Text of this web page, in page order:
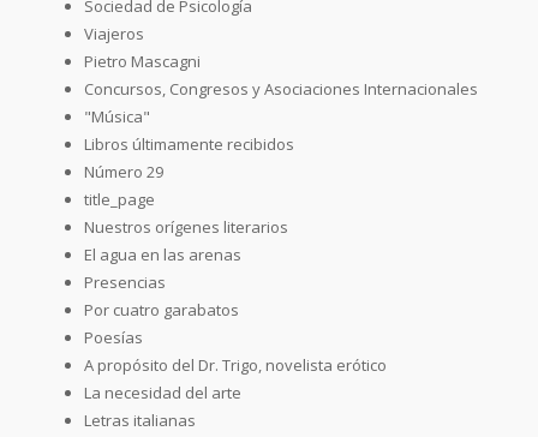
Sociedad de Psicología
Viajeros
Pietro Mascagni
Concursos, Congresos y Asociaciones Internacionales
"Música"
Libros últimamente recibidos
Número 29
title_page
Nuestros orígenes literarios
El agua en las arenas
Presencias
Por cuatro garabatos
Poesías
A propósito del Dr. Trigo, novelista erótico
La necesidad del arte
Letras italianas